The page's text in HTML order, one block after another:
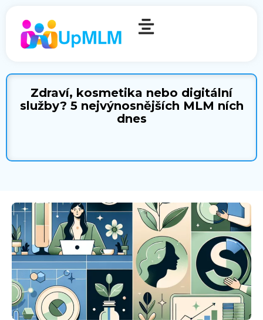
Zdraví, kosmetika nebo digitální
služby? 5 nejvýnosnějších MLM ních
dnes